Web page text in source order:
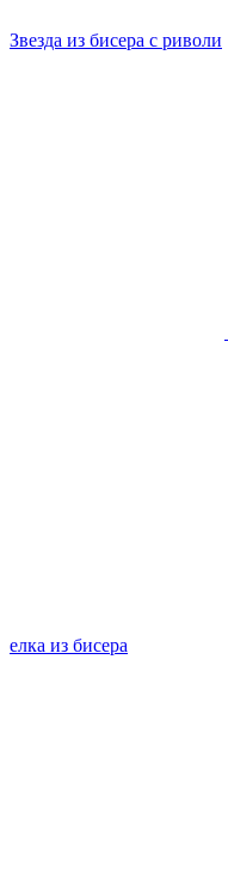
Звезда из бисера с риволи
елка из бисера